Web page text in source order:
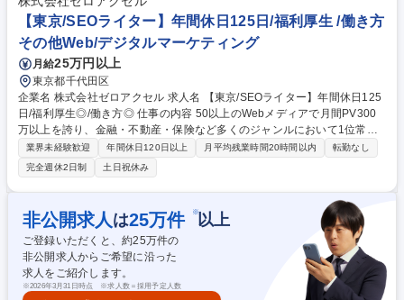
ホームセンター「グッデイ」
【東京/SEOライター】年間休日125日/福利厚生 /働き方
その他Web/デジタルマーケティング
月給25万円以上
東京都千代田区
企業名 株式会社ゼロアクセル 求人名 【東京/SEOライター】年間休日125
日/福利厚生◎/働き方◎ 仕事の内容 50以上のWebメディアで月間PV300
万以上を誇り、金融・不動産・保険など多くのジャンルにおいて1位常連
のノウハウを積み重ねてきた弊社にて、自社オウンドメディアに掲載する
記事のSEOライターを新たに募集 【業務内容】■オウンドメディアのライ
ティング、SEOライティング■施策実行■記事・メディアの定期的な効果測
定■適宜修正、リライト また、希望される方にはSEOライターからステッ
プアップしたWebディレクター職に必須のマネタイズや企画・提案も積極
的に担当していただくことも可能です。 募集職種 【東京/SEOライター】
年間休日125日/福利厚生◎/働き方◎
業界未経験歓迎 年間休日120日以上 月平均残業時間20時間以内
転勤なし
完全週休2日制
土日祝休み
非公開求人 は25万件 ※以上
ご登録いただくと、約25万件の
非公開求人からご希望に沿った
求人をご紹介します。
※2026年3月31日時点 ※求人数＝採用予定人数